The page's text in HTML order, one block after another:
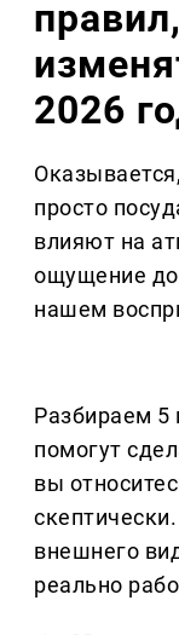
2026
просто
влияют на
ощущение
нашем
Разбираем 5
помогут
вы
внешнего
реально